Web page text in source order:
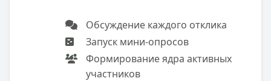
Обсуждение каждого отклика
Запуск мини-опросов
Формирование ядра активных
участников